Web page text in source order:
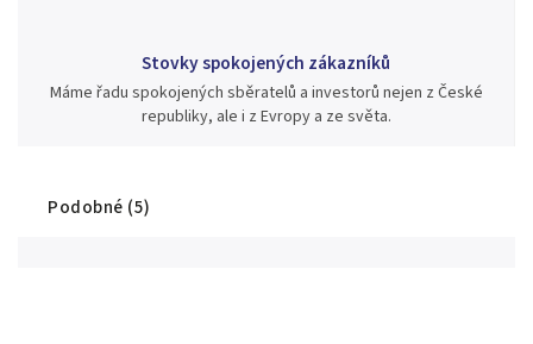
Stovky spokojených zákazníků
Máme řadu spokojených sběratelů a investorů nejen z České
republiky, ale i z Evropy a ze světa.
Podobné (5)